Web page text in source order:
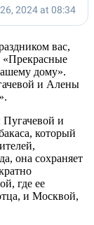
вас,
«Прекрасные
дому».
и Алены
и
который
она сохраняет
где ее
и Москвой,